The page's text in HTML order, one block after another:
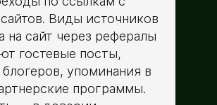
Виды источников
на сайт через рефералы
гостевые посты,
упоминания в
программы.